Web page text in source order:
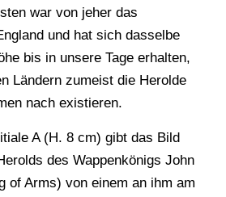
war von jeher das
und hat sich dasselbe
bis in unsere Tage erhalten,
Ländern zumeist die Herolde
nach existieren.
A (H. 8 cm) gibt das Bild
des Wappenkönigs John
of Arms) von einem an ihm am